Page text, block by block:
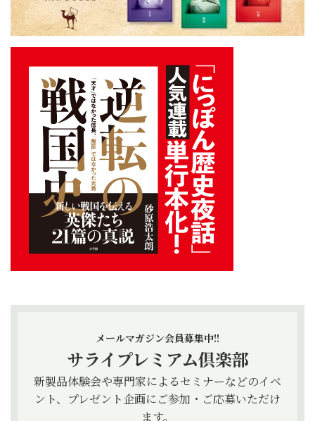
メールマガジン会員募集中!!
サライプレミアム倶楽部
新製品体験会や専門家によるセミナーなどのイベ
ント、プレゼント企画にご参加・ご応募いただけ
ます。